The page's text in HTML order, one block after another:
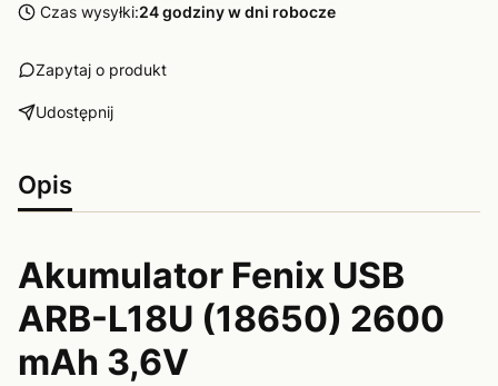
Czas wysyłki:24 godziny w dni robocze
Zapytaj o produkt
Udostępnij
Opis
Akumulator Fenix USB
ARB-L18U (18650) 2600
mAh 3,6V